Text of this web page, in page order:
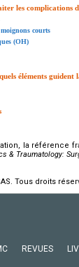
les complications
courts
(OH)
éléments guident
la référence
& Traumatology:
Tous droits
REVUES